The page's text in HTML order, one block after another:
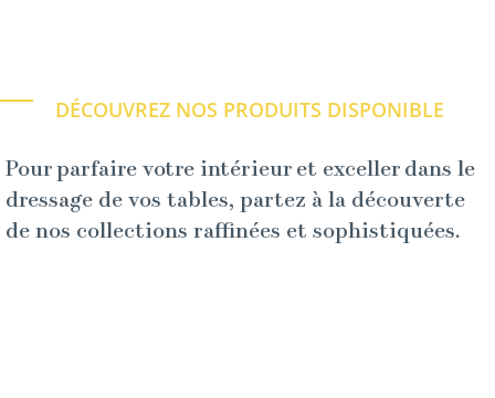
DÉCOUVREZ NOS PRODUITS DISPONIBLE
Pour parfaire votre intérieur et exceller dans le
dressage de vos tables, partez à la découverte
de nos collections raffinées et sophistiquées.